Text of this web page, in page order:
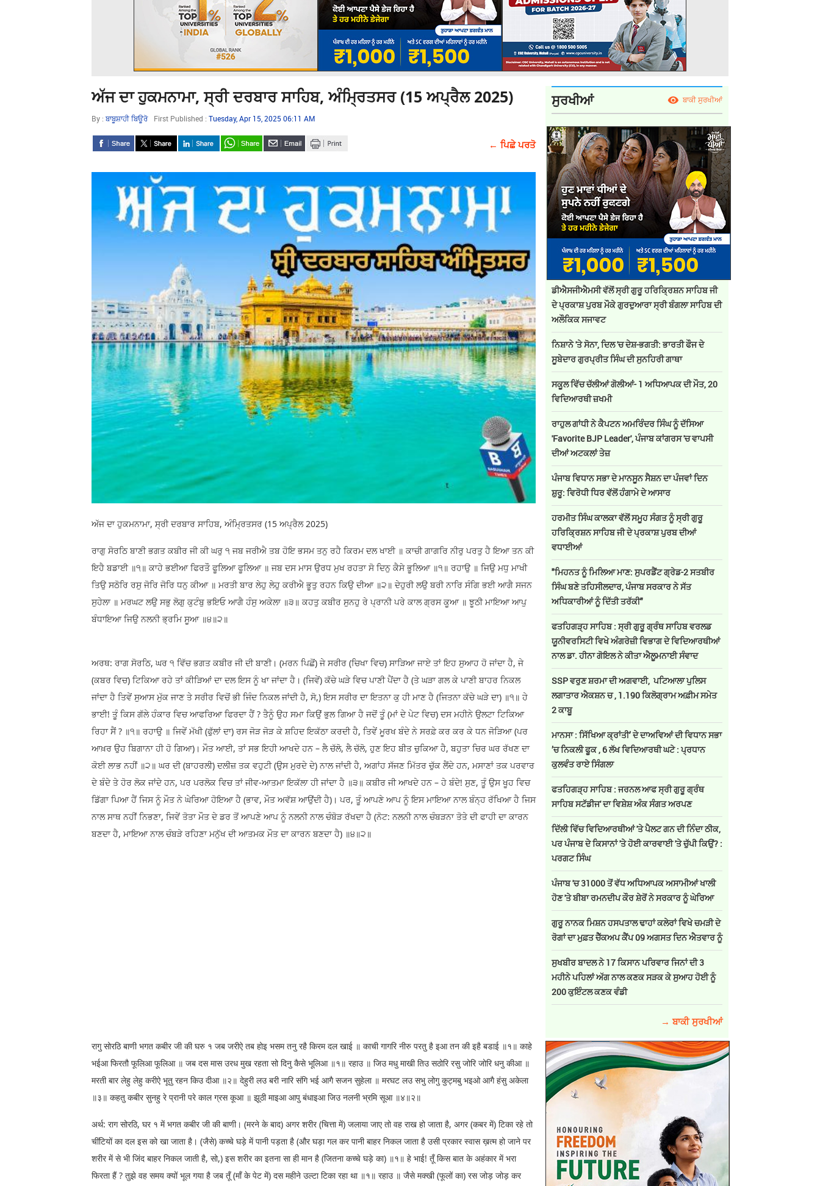
ਅੱਜ ਦਾ ਹੁਕਮਨਾਮਾ, ਸ੍ਰੀ ਦਰਬਾਰ ਸਾਹਿਬ, ਅੰਮ੍ਰਿਤਸਰ (15 ਅਪ੍ਰੈਲ 2025)
By : ਬਾਬੂਸ਼ਾਹੀ ਬਿਊਰੋ First Published : Tuesday, Apr 15, 2025 06:11 AM
← ਪਿਛੇ ਪਰਤੋ
ਅੱਜ ਦਾ ਹੁਕਮਨਾਮਾ, ਸ੍ਰੀ ਦਰਬਾਰ ਸਾਹਿਬ, ਅੰਮ੍ਰਿਤਸਰ (15 ਅਪ੍ਰੈਲ 2025)
ਰਾਗੁ ਸੋਰਠਿ ਬਾਣੀ ਭਗਤ ਕਬੀਰ ਜੀ ਕੀ ਘਰੁ ੧ ਜਬ ਜਰੀਐ ਤਬ ਹੋਇ ਭਸਮ ਤਨੁ ਰਹੈ ਕਿਰਮ ਦਲ ਖਾਈ ॥ ਕਾਚੀ ਗਾਗਰਿ ਨੀਰੁ ਪਰਤੁ ਹੈ ਇਆ ਤਨ ਕੀ
ਇਹੈ ਬਡਾਈ ॥੧॥ ਕਾਹੇ ਭਈਆ ਫਿਰਤੌ ਫੂਲਿਆ ਫੂਲਿਆ ॥ ਜਬ ਦਸ ਮਾਸ ਉਰਧ ਮੁਖ ਰਹਤਾ ਸੋ ਦਿਨੁ ਕੈਸੇ ਭੂਲਿਆ ॥੧॥ ਰਹਾਉ ॥ ਜਿਉ ਮਧੁ ਮਾਖੀ
ਤਿਉ ਸਠੋਰਿ ਰਸੁ ਜੋਰਿ ਜੋਰਿ ਧਨੁ ਕੀਆ ॥ ਮਰਤੀ ਬਾਰ ਲੇਹੁ ਲੇਹੁ ਕਰੀਐ ਭੂਤੁ ਰਹਨ ਕਿਉ ਦੀਆ ॥੨॥ ਦੇਹੁਰੀ ਲਉ ਬਰੀ ਨਾਰਿ ਸੰਗਿ ਭਈ ਆਗੈ ਸਜਨ
ਸੁਹੇਲਾ ॥ ਮਰਘਟ ਲਉ ਸਭੁ ਲੋਗੁ ਕੁਟੰਬੁ ਭਇਓ ਆਗੈ ਹੰਸੁ ਅਕੇਲਾ ॥੩॥ ਕਹਤੁ ਕਬੀਰ ਸੁਨਹੁ ਰੇ ਪ੍ਰਾਨੀ ਪਰੇ ਕਾਲ ਗ੍ਰਸ ਕੂਆ ॥ ਝੂਠੀ ਮਾਇਆ ਆਪੁ
ਬੰਧਾਇਆ ਜਿਉ ਨਲਨੀ ਭ੍ਰਮਿ ਸੂਆ ॥੪॥੨॥
ਅਰਥ: ਰਾਗ ਸੋਰਠਿ, ਘਰ ੧ ਵਿੱਚ ਭਗਤ ਕਬੀਰ ਜੀ ਦੀ ਬਾਣੀ। (ਮਰਨ ਪਿਛੋਂ) ਜੇ ਸਰੀਰ (ਚਿਖਾ ਵਿਚ) ਸਾੜਿਆ ਜਾਏ ਤਾਂ ਇਹ ਸੁਆਹ ਹੋ ਜਾਂਦਾ ਹੈ, ਜੇ
(ਕਬਰ ਵਿਚ) ਟਿਕਿਆ ਰਹੇ ਤਾਂ ਕੀੜਿਆਂ ਦਾ ਦਲ ਇਸ ਨੂੰ ਖਾ ਜਾਂਦਾ ਹੈ। (ਜਿਵੇਂ) ਕੱਚੇ ਘੜੇ ਵਿਚ ਪਾਣੀ ਪੈਂਦਾ ਹੈ (ਤੇ ਘੜਾ ਗਲ ਕੇ ਪਾਣੀ ਬਾਹਰ ਨਿਕਲ
ਜਾਂਦਾ ਹੈ ਤਿਵੇਂ ਸੁਆਸ ਮੁੱਕ ਜਾਣ ਤੇ ਸਰੀਰ ਵਿਚੋਂ ਭੀ ਜਿੰਦ ਨਿਕਲ ਜਾਂਦੀ ਹੈ, ਸੋ,) ਇਸ ਸਰੀਰ ਦਾ ਇਤਨਾ ਕੁ ਹੀ ਮਾਣ ਹੈ (ਜਿਤਨਾ ਕੱਚੇ ਘੜੇ ਦਾ) ॥੧॥ ਹੇ
ਭਾਈ! ਤੂੰ ਕਿਸ ਗੱਲੇ ਹੰਕਾਰ ਵਿਚ ਆਫਰਿਆ ਫਿਰਦਾ ਹੈਂ ? ਤੈਨੂੰ ਉਹ ਸਮਾ ਕਿਉਂ ਭੁਲ ਗਿਆ ਹੈ ਜਦੋਂ ਤੂੰ (ਮਾਂ ਦੇ ਪੇਟ ਵਿਚ) ਦਸ ਮਹੀਨੇ ਉਲਟਾ ਟਿਕਿਆ
ਰਿਹਾ ਸੈਂ ? ॥੧॥ ਰਹਾਉ ॥ ਜਿਵੇਂ ਮੱਖੀ (ਫੁੱਲਾਂ ਦਾ) ਰਸ ਜੋੜ ਜੋੜ ਕੇ ਸ਼ਹਿਦ ਇਕੱਠਾ ਕਰਦੀ ਹੈ, ਤਿਵੇਂ ਮੂਰਖ ਬੰਦੇ ਨੇ ਸਰਫ਼ੇ ਕਰ ਕਰ ਕੇ ਧਨ ਜੋੜਿਆ (ਪਰ
ਆਖ਼ਰ ਉਹ ਬਿਗਾਨਾ ਹੀ ਹੋ ਗਿਆ)। ਮੌਤ ਆਈ, ਤਾਂ ਸਭ ਇਹੀ ਆਖਦੇ ਹਨ – ਲੈ ਚੱਲੋ, ਲੈ ਚੱਲੋ, ਹੁਣ ਇਹ ਬੀਤ ਚੁਕਿਆ ਹੈ, ਬਹੁਤਾ ਚਿਰ ਘਰ ਰੱਖਣ ਦਾ
ਕੋਈ ਲਾਭ ਨਹੀਂ ॥੨॥ ਘਰ ਦੀ (ਬਾਹਰਲੀ) ਦਲੀਜ਼ ਤਕ ਵਹੁਟੀ (ਉਸ ਮੁਰਦੇ ਦੇ) ਨਾਲ ਜਾਂਦੀ ਹੈ, ਅਗਾਂਹ ਸੱਜਣ ਮਿੱਤਰ ਚੁੱਕ ਲੈਂਦੇ ਹਨ, ਮਸਾਣਾਂ ਤਕ ਪਰਵਾਰ
ਦੇ ਬੰਦੇ ਤੇ ਹੋਰ ਲੋਕ ਜਾਂਦੇ ਹਨ, ਪਰ ਪਰਲੋਕ ਵਿਚ ਤਾਂ ਜੀਵ-ਆਤਮਾ ਇਕੱਲਾ ਹੀ ਜਾਂਦਾ ਹੈ ॥੩॥ ਕਬੀਰ ਜੀ ਆਖਦੇ ਹਨ – ਹੇ ਬੰਦੇ! ਸੁਣ, ਤੂੰ ਉਸ ਖੂਹ ਵਿਚ
ਡਿੱਗਾ ਪਿਆ ਹੈਂ ਜਿਸ ਨੂੰ ਮੌਤ ਨੇ ਘੇਰਿਆ ਹੋਇਆ ਹੈ (ਭਾਵ, ਮੌਤ ਅਵੱਸ਼ ਆਉਂਦੀ ਹੈ)। ਪਰ, ਤੂੰ ਆਪਣੇ ਆਪ ਨੂੰ ਇਸ ਮਾਇਆ ਨਾਲ ਬੰਨ੍ਹ ਰੱਖਿਆ ਹੈ ਜਿਸ
ਨਾਲ ਸਾਥ ਨਹੀਂ ਨਿਭਣਾ, ਜਿਵੇਂ ਤੋਤਾ ਮੌਤ ਦੇ ਡਰ ਤੋਂ ਆਪਣੇ ਆਪ ਨੂੰ ਨਲਨੀ ਨਾਲ ਚੰਬੋੜ ਰੱਖਦਾ ਹੈ (ਨੋਟ: ਨਲਨੀ ਨਾਲ ਚੰਬੜਨਾ ਤੋਤੇ ਦੀ ਫਾਹੀ ਦਾ ਕਾਰਨ
ਬਣਦਾ ਹੈ, ਮਾਇਆ ਨਾਲ ਚੰਬੜੇ ਰਹਿਣਾ ਮਨੁੱਖ ਦੀ ਆਤਮਕ ਮੌਤ ਦਾ ਕਾਰਨ ਬਣਦਾ ਹੈ) ॥੪॥੨॥
रागु सोरठि बाणी भगत कबीर जी की घरु १ जब जरीऐ तब होइ भसम तनु रहै किरम दल खाई ॥ काची गागरि नीरु परतु है इआ तन की इहै बडाई ॥१॥ काहे
भईआ फिरतौ फूलिआ फूलिआ ॥ जब दस मास उरध मुख रहता सो दिनु कैसे भूलिआ ॥१॥ रहाउ ॥ जिउ मधु माखी तिउ सठोरि रसु जोरि जोरि धनु कीआ ॥
मरती बार लेहु लेहु करीऐ भूतु रहन किउ दीआ ॥२॥ देहुरी लउ बरी नारि संगि भई आगै सजन सुहेला ॥ मरघट लउ सभु लोगु कुट्मबु भइओ आगै हंसु अकेला
॥३॥ कहतु कबीर सुनहु रे प्रानी परे काल ग्रस कूआ ॥ झूठी माइआ आपु बंधाइआ जिउ नलनी भ्रमि सूआ ॥४॥२॥
अर्थ: राग सोरठि, घर १ में भगत कबीर जी की बाणी। (मरने के बाद) अगर शरीर (चित्ता में) जलाया जाए तो वह राख हो जाता है, अगर (कबर में) टिका रहे तो
चींटियों का दल इस को खा जाता है। (जैसे) कच्चे घड़े में पानी पड़ता है (और घड़ा गल कर पानी बाहर निकल जाता है उसी प्रकार स्वास ख़त्म हो जाने पर
शरीर में से भी जिंद बाहर निकल जाती है, सो,) इस शरीर का इतना सा ही मान है (जितना कच्चे घड़े का) ॥१॥ हे भाई! तूँ किस बात के अहंकार में भरा
फिरता हैं ? तुझे वह समय क्यों भूल गया है जब तूँ (माँ के पेट में) दस महीने उल्टा टिका रहा था ॥१॥ रहाउ ॥ जैसे मक्खी (फूलों का) रस जोड़ जोड़ कर
ਸੁਰਖੀਆਂ ਬਾਕੀ ਸੁਰਖੀਆਂ
ਡੀਐਸਜੀਐਮਸੀ ਵੱਲੋਂ ਸ੍ਰੀ ਗੁਰੂ ਹਰਿਕ੍ਰਿਸ਼ਨ ਸਾਹਿਬ ਜੀ
ਦੇ ਪ੍ਰਕਾਸ਼ ਪੁਰਬ ਮੌਕੇ ਗੁਰਦੁਆਰਾ ਸ੍ਰੀ ਬੰਗਲਾ ਸਾਹਿਬ ਦੀ
ਅਲੌਕਿਕ ਸਜਾਵਟ
ਨਿਸ਼ਾਨੇ 'ਤੇ ਸੋਨਾ, ਦਿਲ 'ਚ ਦੇਸ਼-ਭਗਤੀ: ਭਾਰਤੀ ਫੌਜ ਦੇ
ਸੂਬੇਦਾਰ ਗੁਰਪ੍ਰੀਤ ਸਿੰਘ ਦੀ ਸੁਨਹਿਰੀ ਗਾਥਾ
ਸਕੂਲ ਵਿੱਚ ਚੱਲੀਆਂ ਗੋਲੀਆਂ- 1 ਅਧਿਆਪਕ ਦੀ ਮੌਤ, 20
ਵਿਦਿਆਰਥੀ ਜ਼ਖਮੀ
ਰਾਹੁਲ ਗਾਂਧੀ ਨੇ ਕੈਪਟਨ ਅਮਰਿੰਦਰ ਸਿੰਘ ਨੂੰ ਦੱਸਿਆ
'Favorite BJP Leader', ਪੰਜਾਬ ਕਾਂਗਰਸ 'ਚ ਵਾਪਸੀ
ਦੀਆਂ ਅਟਕਲਾਂ ਤੇਜ਼
ਪੰਜਾਬ ਵਿਧਾਨ ਸਭਾ ਦੇ ਮਾਨਸੂਨ ਸੈਸ਼ਨ ਦਾ ਪੰਜਵਾਂ ਦਿਨ
ਸ਼ੁਰੂ: ਵਿਰੋਧੀ ਧਿਰ ਵੱਲੋਂ ਹੰਗਾਮੇ ਦੇ ਆਸਾਰ
ਹਰਮੀਤ ਸਿੰਘ ਕਾਲਕਾ ਵੱਲੋਂ ਸਮੂਹ ਸੰਗਤ ਨੂੰ ਸ੍ਰੀ ਗੁਰੂ
ਹਰਿਕ੍ਰਿਸ਼ਨ ਸਾਹਿਬ ਜੀ ਦੇ ਪ੍ਰਕਾਸ਼ ਪੁਰਬ ਦੀਆਂ
ਵਧਾਈਆਂ
"ਮਿਹਨਤ ਨੂੰ ਮਿਲਿਆ ਮਾਣ: ਸੁਪਰਡੈਂਟ ਗ੍ਰੇਡ-2 ਸਤਬੀਰ
ਸਿੰਘ ਬਣੇ ਤਹਿਸੀਲਦਾਰ, ਪੰਜਾਬ ਸਰਕਾਰ ਨੇ ਸੱਤ
ਅਧਿਕਾਰੀਆਂ ਨੂੰ ਦਿੱਤੀ ਤਰੱਕੀ"
ਫਤਹਿਗੜ੍ਹ ਸਾਹਿਬ : ਸ੍ਰੀ ਗੁਰੂ ਗ੍ਰੰਥ ਸਾਹਿਬ ਵਰਲਡ
ਯੂਨੀਵਰਸਿਟੀ ਵਿਖੇ ਅੰਗਰੇਜ਼ੀ ਵਿਭਾਗ ਦੇ ਵਿਦਿਆਰਥੀਆਂ
ਨਾਲ ਡਾ. ਹੀਨਾ ਗੋਇਲ ਨੇ ਕੀਤਾ ਐਲੂਮਨਾਈ ਸੰਵਾਦ
SSP ਵਰੁਣ ਸ਼ਰਮਾ ਦੀ ਅਗਵਾਈ, ਪਟਿਆਲਾ ਪੁਲਿਸ
ਲਗਾਤਾਰ ਐਕਸ਼ਨ ਚ , 1.190 ਕਿਲੋਗ੍ਰਾਮ ਅਫ਼ੀਮ ਸਮੇਤ
2 ਕਾਬੂ
ਮਾਨਸਾ : ਸਿੱਖਿਆ ਕ੍ਰਾਂਤੀ’ ਦੇ ਦਾਅਵਿਆਂ ਦੀ ਵਿਧਾਨ ਸਭਾ
’ਚ ਨਿਕਲੀ ਫੂਕ , 6 ਲੱਖ ਵਿਦਿਆਰਥੀ ਘਟੇ : ਪ੍ਰਧਾਨ
ਕੁਲਵੰਤ ਰਾਏ ਸਿੰਗਲਾ
ਫਤਹਿਗੜ੍ਹ ਸਾਹਿਬ : ਜਰਨਲ ਆਫ ਸ੍ਰੀ ਗੁਰੂ ਗ੍ਰੰਥ
ਸਾਹਿਬ ਸਟੱਡੀਜ' ਦਾ ਵਿਸ਼ੇਸ਼ ਅੰਕ ਸੰਗਤ ਅਰਪਣ
ਦਿੱਲੀ ਵਿੱਚ ਵਿਦਿਆਰਥੀਆਂ 'ਤੇ ਪੈਲਟ ਗਨ ਦੀ ਨਿੰਦਾ ਠੀਕ,
ਪਰ ਪੰਜਾਬ ਦੇ ਕਿਸਾਨਾਂ 'ਤੇ ਹੋਈ ਕਾਰਵਾਈ 'ਤੇ ਚੁੱਪੀ ਕਿਉਂ? :
ਪਰਗਟ ਸਿੰਘ
ਪੰਜਾਬ 'ਚ 31000 ਤੋਂ ਵੱਧ ਅਧਿਆਪਕ ਅਸਾਮੀਆਂ ਖਾਲੀ
ਹੋਣ 'ਤੇ ਬੀਬਾ ਰਮਨਦੀਪ ਕੌਰ ਸ਼ੇਰੋਂ ਨੇ ਸਰਕਾਰ ਨੂੰ ਘੇਰਿਆ
ਗੁਰੂ ਨਾਨਕ ਮਿਸ਼ਨ ਹਸਪਤਾਲ ਢਾਹਾਂ ਕਲੇਰਾਂ ਵਿਖੇ ਚਮੜੀ ਦੇ
ਰੋਗਾਂ ਦਾ ਮੁਫ਼ਤ ਚੈੱਕਅਪ ਕੈਂਪ 09 ਅਗਸਤ ਦਿਨ ਐਤਵਾਰ ਨੂੰ
ਸੁਖਬੀਰ ਬਾਦਲ ਨੇ 17 ਕਿਸਾਨ ਪਰਿਵਾਰ ਜਿਨਾਂ ਦੀ 3
ਮਹੀਨੇ ਪਹਿਲਾਂ ਅੱਗ ਨਾਲ ਕਣਕ ਸੜਕ ਕੇ ਸੁਆਹ ਹੋਈ ਨੂੰ
200 ਕੁਇੰਟਲ ਕਣਕ ਵੰਡੀ
→ ਬਾਕੀ ਸੁਰਖੀਆਂ